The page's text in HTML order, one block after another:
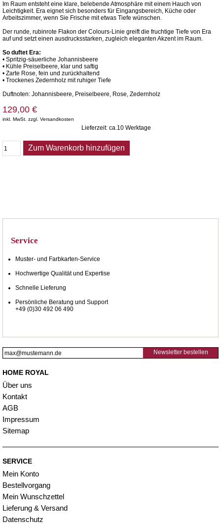
Im Raum entsteht eine klare, belebende Atmosphäre mit einem Hauch von
Leichtigkeit. Era eignet sich besonders für Eingangsbereich, Küche oder
Arbeitszimmer, wenn Sie Frische mit etwas Tiefe wünschen.
Der runde, rubinrote Flakon der Colours-Linie greift die fruchtige Tiefe von Era
auf und setzt einen ausdrucksstarken, zugleich eleganten Akzent im Raum.
So duftet Era:
• Spritzig-säuerliche Johannisbeere
• Kühle Preiselbeere, klar und saftig
• Zarte Rose, fein und zurückhaltend
• Trockenes Zedernholz mit ruhiger Tiefe
Duftnoten: Johannisbeere, Preiselbeere, Rose, Zedernholz
129,00 €
inkl. MwSt. zzgl. Versandkosten
Lieferzeit: ca.10 Werktage
Zum Warenkorb hinzufügen
Service
Muster- und Farbkarten-Service
Hochwertige Qualität und Expertise
Schnelle Lieferung
Persönliche Beratung und Support
+49 (0)30 492 06 490
Newsletter bestellen
HOME ROYAL
Über uns
Kontakt
AGB
Impressum
Sitemap
SERVICE
Mein Konto
Bestellvorgang
Mein Wunschzettel
Lieferung & Versand
Datenschutz